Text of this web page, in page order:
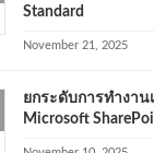
Standard
November 21, 2025
ยกระดับการทำงา
Microsoft